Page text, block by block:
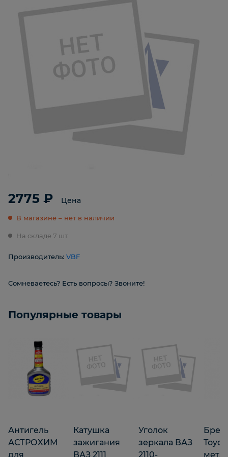
2775 ₽ Цена
В магазине – нет в наличии
На складе 7 шт.
Производитель: VBF
Сомневаетесь? Есть вопросы? Звоните!
Популярные товары
Антигель
АСТРОХИМ
для
Катушка
зажигания
ВАЗ 2111
Уголок
зеркала ВАЗ
2110-